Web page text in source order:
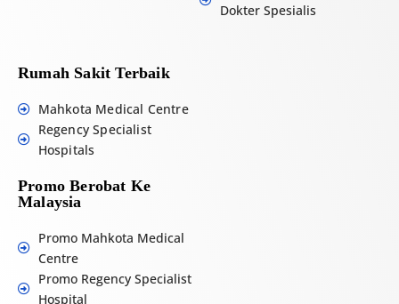
Dokter Spesialis
Rumah Sakit Terbaik
Mahkota Medical Centre
Regency Specialist
Hospitals
Promo Berobat Ke
Malaysia
Promo Mahkota Medical
Centre
Promo Regency Specialist
Hospital